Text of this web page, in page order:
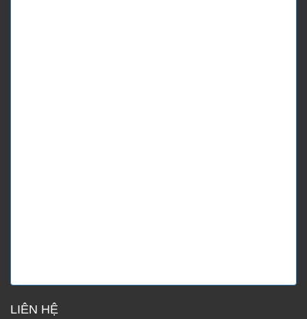
LIÊN HỆ